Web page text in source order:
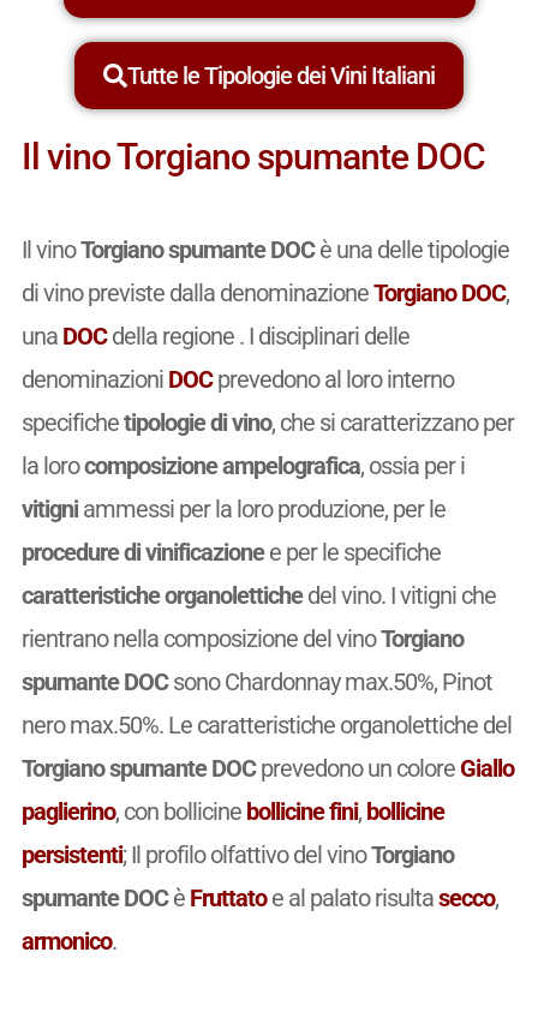
Tutte le Tipologie dei Vini Italiani
Il vino Torgiano spumante DOC
Il vinoTorgiano spumante DOCè una delle tipologie
di vino previste dalla denominazioneTorgiano DOC,
una DOCdella regione . I disciplinari delle
denominazioni DOCprevedono al loro interno
specifichetipologie di vino, che si caratterizzano per
la lorocomposizione ampelografica, ossia per i
vitigniammessi per la loro produzione, per le
procedure di vinificazionee per le specifiche
caratteristiche organolettichedel vino. I vitigni che
rientrano nella composizione del vinoTorgiano
spumante DOCsono Chardonnay max.50%, Pinot
nero max.50%. Le caratteristiche organolettiche del
Torgiano spumante DOCprevedono un colore Giallo
paglierino, con bollicine bollicine fini, bollicine
persistenti; Il profilo olfattivo del vinoTorgiano
spumante DOCè Fruttatoe al palato risultasecco,
armonico.